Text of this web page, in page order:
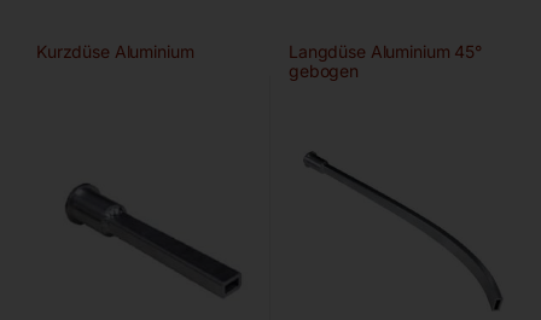
Kurzdüse Aluminium
Langdüse Aluminium 45°
gebogen